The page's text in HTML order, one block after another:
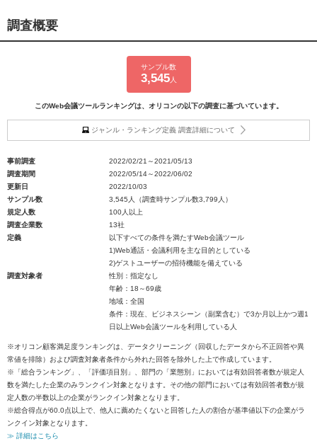
調査概要
サンプル数
3,545人
このWeb会議ツールランキングは、オリコンの以下の調査に基づいています。
ジャンル・ランキング定義 調査詳細について
事前調査
2022/02/21～2021/05/13
調査期間
2022/05/14～2022/06/02
更新日
2022/10/03
サンプル数
3,545人（調査時サンプル数3,799人）
規定人数
100人以上
調査企業数
13社
定義
以下すべての条件を満たすWeb会議ツール
1)Web通話・会議利用を主な目的としている
2)ゲストユーザーの招待機能を備えている
調査対象者
性別：指定なし
年齢：18～69歳
地域：全国
条件：現在、ビジネスシーン（副業含む）で3か月以上かつ週1
日以上Web会議ツールを利用している人
※オリコン顧客満足度ランキングは、データクリーニング（回収したデータから不正回答や異
常値を排除）および調査対象者条件から外れた回答を除外した上で作成しています。
※「総合ランキング」、「評価項目別」、部門の「業態別」においては有効回答者数が規定人
数を満たした企業のみランクイン対象となります。その他の部門においては有効回答者数が規
定人数の半数以上の企業がランクイン対象となります。
※総合得点が60.0点以上で、他人に薦めたくないと回答した人の割合が基準値以下の企業がラ
ンクイン対象となります。
≫ 詳細はこちら